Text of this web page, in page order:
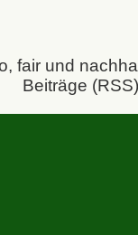
fair und
Beiträge (RSS)